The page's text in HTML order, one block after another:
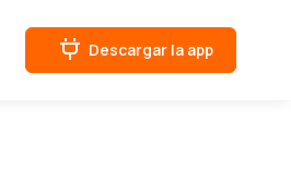
Descargar la app